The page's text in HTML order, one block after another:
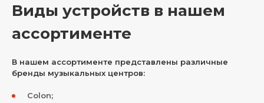
Виды устройств в нашем
ассортименте
В нашем ассортименте представлены различные
бренды музыкальных центров:
Colon;